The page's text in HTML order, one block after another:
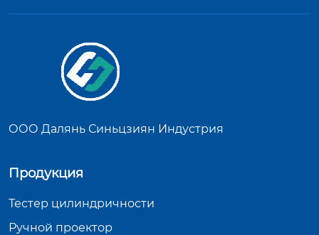
ООО Далянь Синьцзиян Индустрия
Продукция
Тестер цилиндричности
Ручной проектор